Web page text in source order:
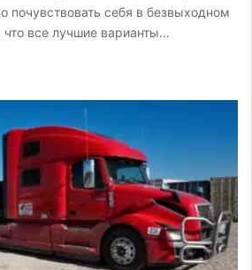
почувствовать себя в безвыходном
все лучшие варианты…